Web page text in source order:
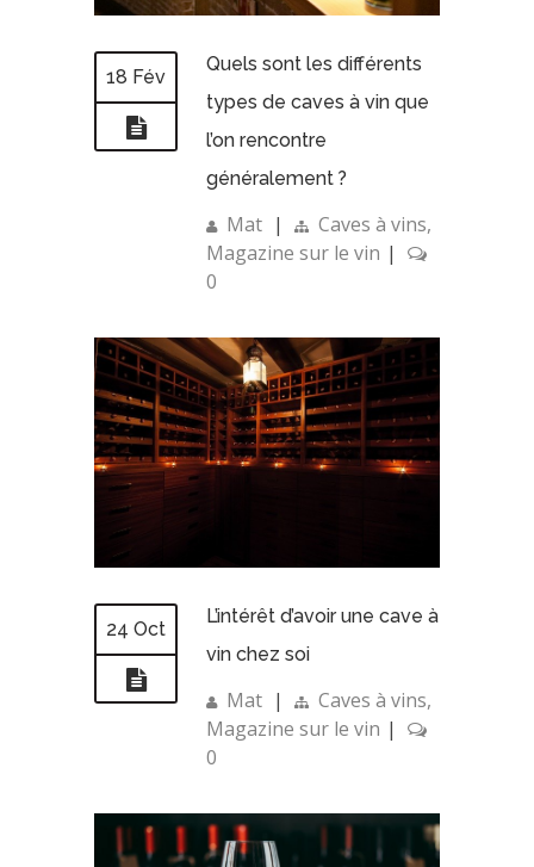
18 Fév
Quels sont les différents
types de caves à vin que
l’on rencontre
généralement ?
Mat | Caves à vins,
Magazine sur le vin |
0
24 Oct
L’intérêt d’avoir une cave à
vin chez soi
Mat | Caves à vins,
Magazine sur le vin |
0